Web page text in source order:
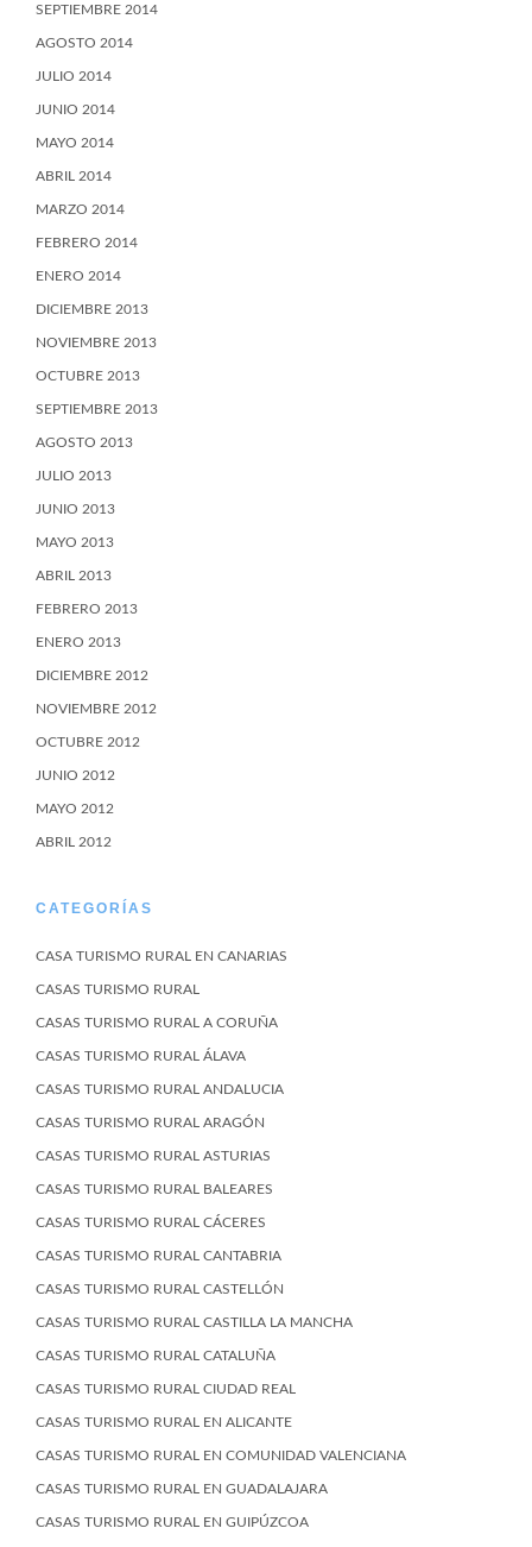
SEPTIEMBRE 2014
AGOSTO 2014
JULIO 2014
JUNIO 2014
MAYO 2014
ABRIL 2014
MARZO 2014
FEBRERO 2014
ENERO 2014
DICIEMBRE 2013
NOVIEMBRE 2013
OCTUBRE 2013
SEPTIEMBRE 2013
AGOSTO 2013
JULIO 2013
JUNIO 2013
MAYO 2013
ABRIL 2013
FEBRERO 2013
ENERO 2013
DICIEMBRE 2012
NOVIEMBRE 2012
OCTUBRE 2012
JUNIO 2012
MAYO 2012
ABRIL 2012
CATEGORÍAS
CASA TURISMO RURAL EN CANARIAS
CASAS TURISMO RURAL
CASAS TURISMO RURAL A CORUÑA
CASAS TURISMO RURAL ÁLAVA
CASAS TURISMO RURAL ANDALUCIA
CASAS TURISMO RURAL ARAGÓN
CASAS TURISMO RURAL ASTURIAS
CASAS TURISMO RURAL BALEARES
CASAS TURISMO RURAL CÁCERES
CASAS TURISMO RURAL CANTABRIA
CASAS TURISMO RURAL CASTELLÓN
CASAS TURISMO RURAL CASTILLA LA MANCHA
CASAS TURISMO RURAL CATALUÑA
CASAS TURISMO RURAL CIUDAD REAL
CASAS TURISMO RURAL EN ALICANTE
CASAS TURISMO RURAL EN COMUNIDAD VALENCIANA
CASAS TURISMO RURAL EN GUADALAJARA
CASAS TURISMO RURAL EN GUIPÚZCOA